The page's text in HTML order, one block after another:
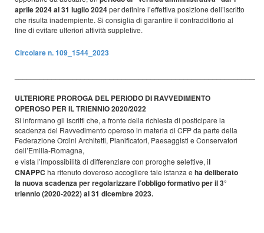
aprile 2024 al 31 luglio 2024per definire l’effettiva posizione dell’iscritto
che risulta inadempiente. Si consiglia di garantire il contraddittorio al
fine di evitare ulteriori attività suppletive.
Circolare n. 109_1544_2023
ULTERIORE PROROGA DEL PERIODO DI RAVVEDIMENTO
OPEROSO PER IL TRIENNIO 2020/2022
Si informano gli iscritti che, a fronte della richiesta di posticipare la
scadenza del Ravvedimento operoso in materia di CFP da parte della
Federazione Ordini Architetti, Pianificatori, Paesaggisti e Conservatori
dell’Emilia-Romagna,
e vista l’impossibilità di differenziare con proroghe selettive, il
CNAPPC ha ritenuto doveroso accogliere tale istanza e hadeliberato
la nuova scadenza per regolarizzare l’obbligo formativo per il 3°
triennio (2020-2022)al 31 dicembre 2023.